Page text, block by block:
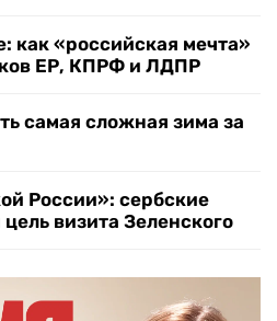
как «российская мечта»
ЕР, КПРФ и ЛДПР
самая сложная зима за
России»: сербские
визита Зеленского